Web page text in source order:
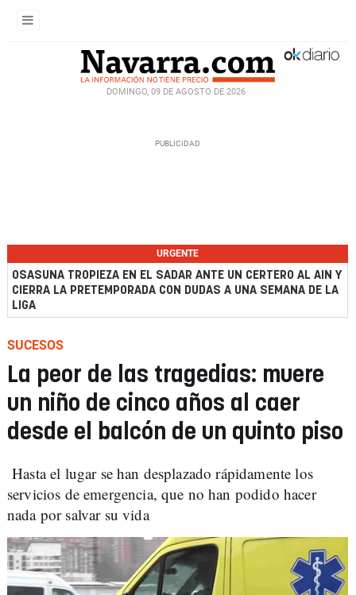
DOMINGO, 09 DE AGOSTO DE 2026
URGENTE
OSASUNA TROPIEZA EN EL SADAR ANTE UN CERTERO AL AIN Y
CIERRA LA PRETEMPORADA CON DUDAS A UNA SEMANA DE LA
LIGA
SUCESOS
La peor de las tragedias: muere
un niño de cinco años al caer
desde el balcón de un quinto piso
Hasta el lugar se han desplazado rápidamente los
servicios de emergencia, que no han podido hacer
nada por salvar su vida